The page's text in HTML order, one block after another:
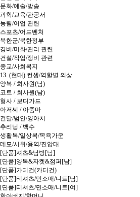
문화/예술/방송
과학/교육/관공서
농림/어업 관련
스포츠/어드벤처
북한군/북한정부
경비/미화/관리 관련
건설/작업/정비 관련
종교/사회복지
13. (현대) 컨셉/역할별 의상
양복 / 회사원(남)
코트 / 회사원(남)
형사 / 보디가드
아저씨 / 아줌마
건달/범인/양아치
추리닝 / 백수
생활복/일상복/목욕가운
데모/시위/용역/진압대
[단품]셔츠&남방[남]
[단품]양복&자켓&점퍼[남]
[단품]가디건(카디건)
[단품]티셔츠/민소매/니트[남]
[단품]티셔츠/민소매/니트[여]